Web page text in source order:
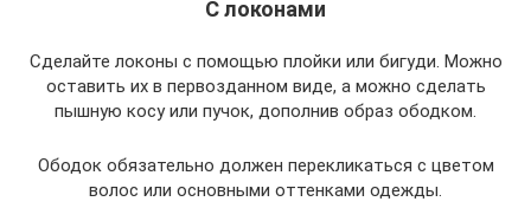
С локонами
Сделайте локоны с помощью плойки или бигуди. Можно
оставить их в первозданном виде, а можно сделать
пышную косу или пучок, дополнив образ ободком.
Ободок обязательно должен перекликаться с цветом
волос или основными оттенками одежды.